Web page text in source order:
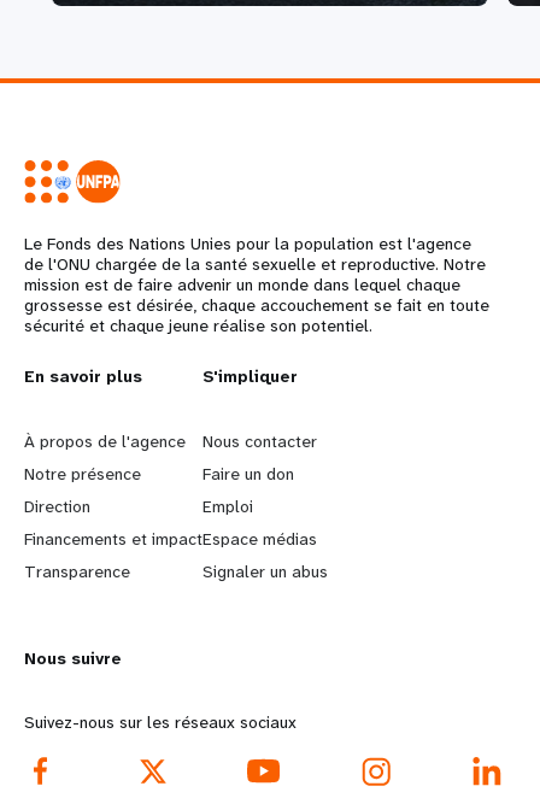
Le Fonds des Nations Unies pour la population est l'agence
de l'ONU chargée de la santé sexuelle et reproductive. Notre
mission est de faire advenir un monde dans lequel chaque
grossesse est désirée, chaque accouchement se fait en toute
sécurité et chaque jeune réalise son potentiel.
L
e
a
r
n
o
r
e
En savoir plus
À propos de l'agence
Notre présence
Direction
Financements et impact
Transparence
G
o
b
e
y
d
S'impliquer
Nous contacter
Faire un don
Emploi
Espace médias
Signaler un abus
Nous suivre
Suivez-nous sur les réseaux sociaux